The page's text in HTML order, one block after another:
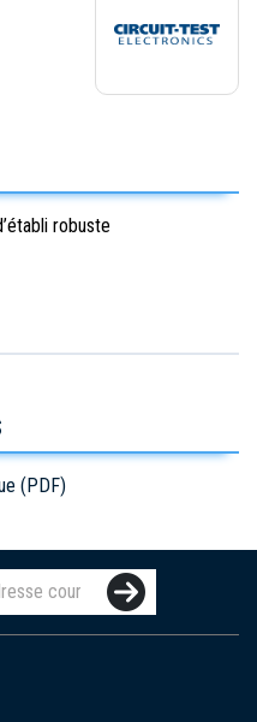
robuste
(PDF)